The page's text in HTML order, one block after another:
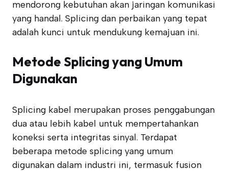
mendorong kebutuhan akan jaringan komunikasi
yang handal. Splicing dan perbaikan yang tepat
adalah kunci untuk mendukung kemajuan ini.
Metode Splicing yang Umum
Digunakan
Splicing kabel merupakan proses penggabungan
dua atau lebih kabel untuk mempertahankan
koneksi serta integritas sinyal. Terdapat
beberapa metode splicing yang umum
digunakan dalam industri ini, termasuk fusion